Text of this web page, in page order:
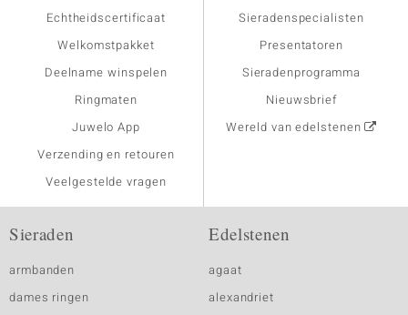
Echtheidscertificaat
Welkomstpakket
Deelname winspelen
Ringmaten
Juwelo App
Verzending en retouren
Veelgestelde vragen
Sieradenspecialisten
Presentatoren
Sieradenprogramma
Nieuwsbrief
Wereld van edelstenen
Sieraden
armbanden
dames ringen
Edelstenen
agaat
alexandriet